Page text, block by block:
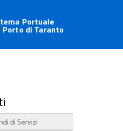
Portuale
Porto di Taranto